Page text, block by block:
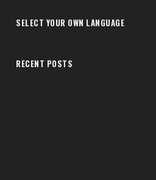
SELECT YOUR OWN LANGUAGE
RECENT POSTS